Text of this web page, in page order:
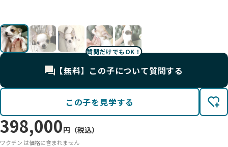
質問だけでもOK！
【無料】この子について質問する
この子を見学する
398,000円（税込）
ワクチン は価格に含まれません